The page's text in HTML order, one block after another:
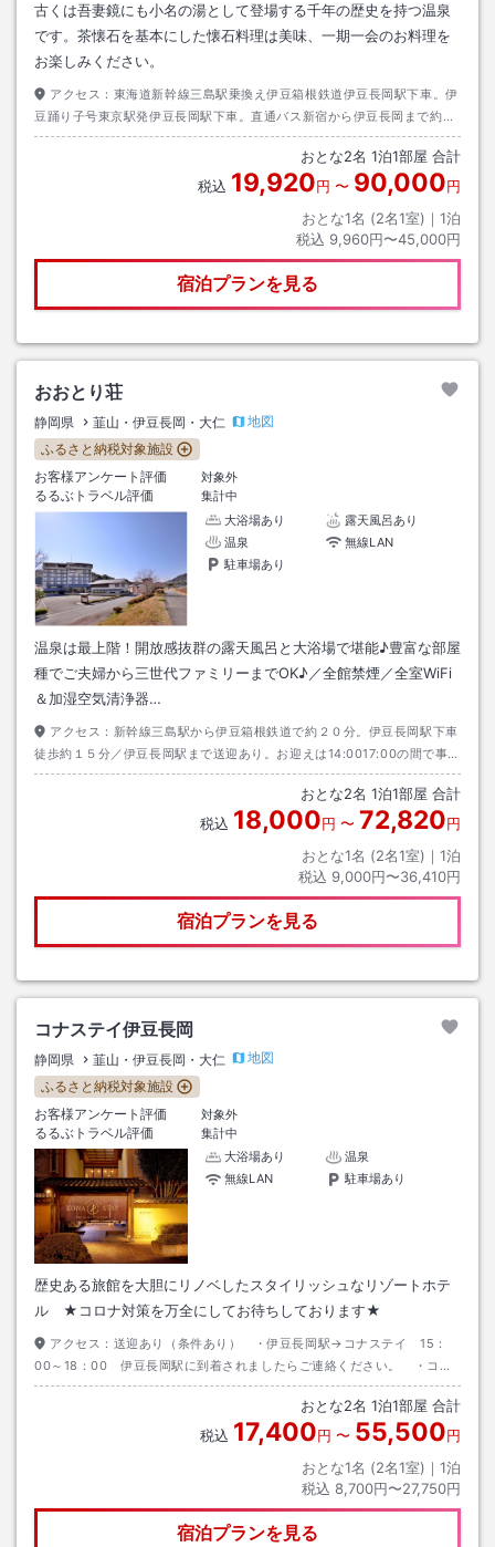
古くは吾妻鏡にも小名の湯として登場する千年の歴史を持つ温泉
です。茶懐石を基本にした懐石料理は美味、一期一会のお料理を
お楽しみください。
アクセス： 東海道新幹線三島駅乗換え伊豆箱根鉄道伊豆長岡駅下車。伊
豆踊り子号東京駅発伊豆長岡駅下車。直通バス新宿から伊豆長岡まで約２
時間半往復４５００円。伊豆長岡駅よりバス５分総合会館アクシスかつら
おとな2名 1泊1部屋 合計
税込 19,920円 〜 90,000円
おとな1名 (2名1室)｜ 1泊
税込 9,960円〜45,000円
宿泊プランを見る
おおとり荘
静岡県 韮山・伊豆長岡・大仁
地図
ふるさと納税対象施設
お客様アンケート評価
対象外
るるぶトラベル評価
集計中
大浴場あり
露天風呂あり
温泉
無線LAN
駐車場あり
温泉は最上階！開放感抜群の露天風呂と大浴場で堪能♪豊富な部屋
種でご夫婦から三世代ファミリーまでOK♪／全館禁煙／全室WiFi
＆加湿空気清浄器…
アクセス： 新幹線三島駅から伊豆箱根鉄道で約２０分。伊豆長岡駅下車
徒歩約１５分／伊豆長岡駅まで送迎あり。お迎えは14:0017:00の間で事前
予約にて承ります。
おとな2名 1泊1部屋 合計
税込 18,000円 〜 72,820円
おとな1名 (2名1室)｜ 1泊
税込 9,000円〜36,410円
宿泊プランを見る
コナステイ伊豆長岡
静岡県 韮山・伊豆長岡・大仁
地図
ふるさと納税対象施設
お客様アンケート評価
対象外
るるぶトラベル評価
集計中
大浴場あり
温泉
無線LAN
駐車場あり
歴史ある旅館を大胆にリノベしたスタイリッシュなリゾートホテ
ル ★コロナ対策を万全にしてお待ちしております★
アクセス： 送迎あり（条件あり） ・伊豆長岡駅→コナステイ 15：
00～18：00 伊豆長岡駅に到着されましたらご連絡ください。 ・コナ
ステイ→伊豆長岡駅 9：30／10：00 フロントで前日の21時までにお
おとな2名 1泊1部屋 合計
税込 17,400円 〜 55,500円
おとな1名 (2名1室)｜ 1泊
税込 8,700円〜27,750円
宿泊プランを見る